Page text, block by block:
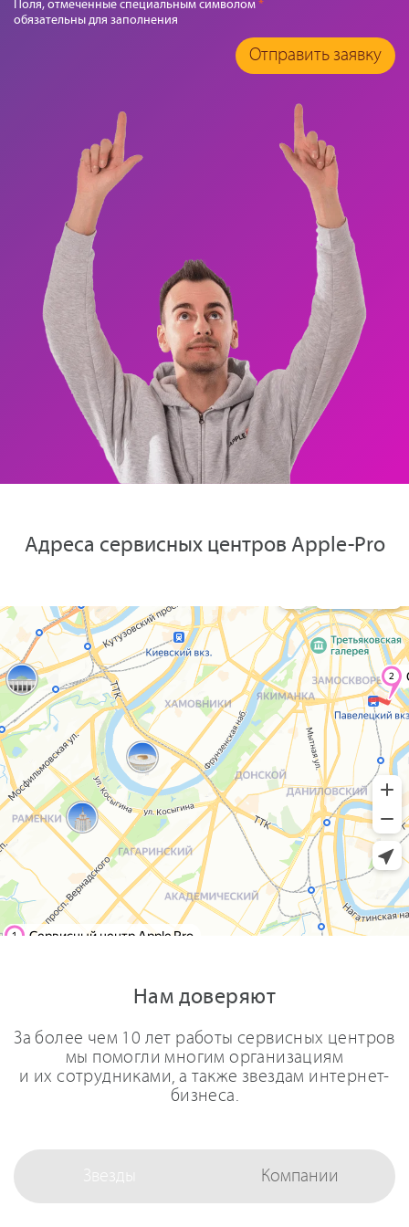
Поля, отмеченные специальным символом*
обязательны для заполнения
Отправить заявку
Адреса сервисных центров Apple-Pro
Нам доверяют
За более чем 10 лет работы сервисных центров
мы помогли многим организациям
и их сотрудниками, а также звездам интернет-
бизнеса.
Звезды Компании